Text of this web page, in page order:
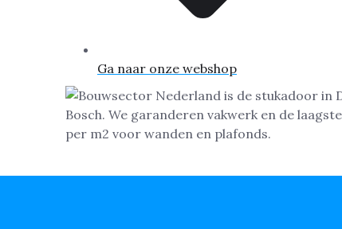
Ga naar onze webshop